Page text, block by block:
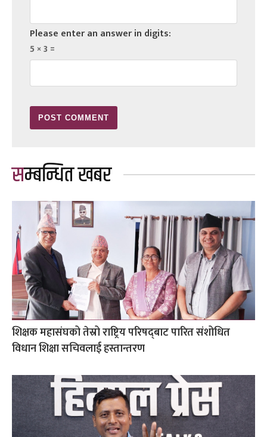
Please enter an answer in digits:
5 × 3 =
सम्बन्धित खबर
शिक्षक महासंघको तेस्रो राष्ट्रिय परिषद्‌बाट पारित संशोधित
विधान शिक्षा सचिवलाई हस्तान्तरण